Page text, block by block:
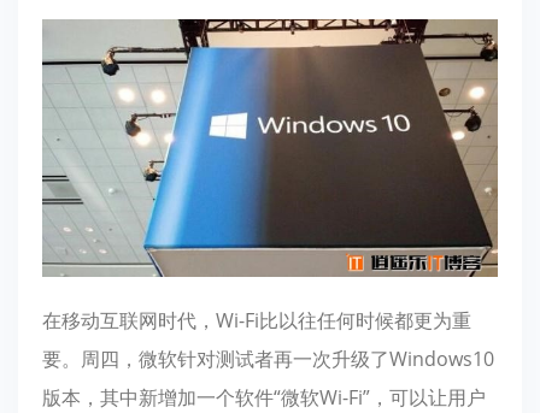
在移动互联网时代，Wi-Fi比以往任何时候都更为重
要。周四，微软针对测试者再一次升级了Windows10
版本，其中新增加一个软件“微软Wi-Fi”，可以让用户